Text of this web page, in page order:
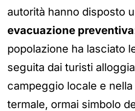
autorità hanno disposto
evacuazione preventiva
popolazione ha lasciato
seguita dai turisti
campeggio locale e
termale, ormai simbolo